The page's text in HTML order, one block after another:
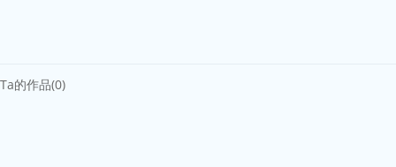
Ta的作品(0)